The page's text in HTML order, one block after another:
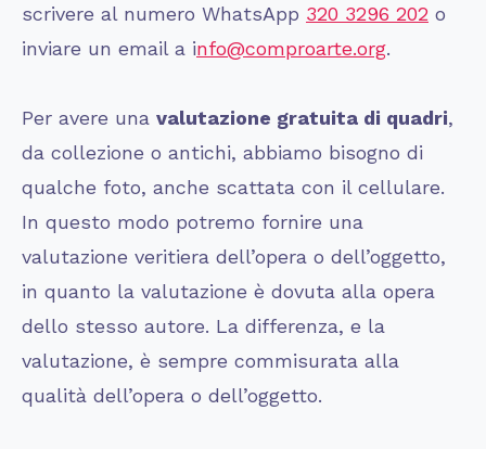
scrivere al numero WhatsApp 320 3296 202 o
inviare un email a info@comproarte.org.
Per avere una valutazione gratuita di quadri,
da collezione o antichi, abbiamo bisogno di
qualche foto, anche scattata con il cellulare.
In questo modo potremo fornire una
valutazione veritiera dell’opera o dell’oggetto,
in quanto la valutazione è dovuta alla opera
dello stesso autore. La differenza, e la
valutazione, è sempre commisurata alla
qualità dell’opera o dell’oggetto.